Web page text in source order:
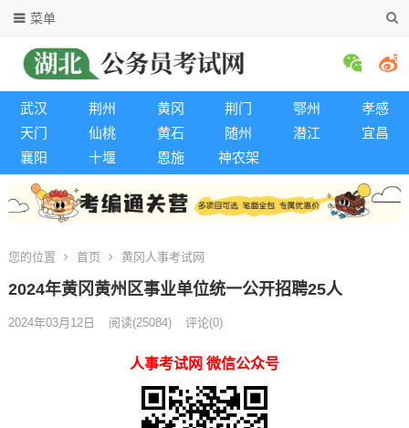
菜单
武汉 荆州 黄冈 荆门 鄂州
孝感
天门
仙桃 黄石 随州 潜江
宜昌
襄阳
十堰 恩施 神农架
您的位置 首页 黄冈人事考试网
2024年黄冈黄州区事业单位统一公开招聘25人
2024年03月12日 阅读(25084) 评论(0)
人事考试网 微信公众号